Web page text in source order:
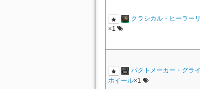
クラシカル・ヒーラー
×1
パクトメーカー・グラ
ホイール×1